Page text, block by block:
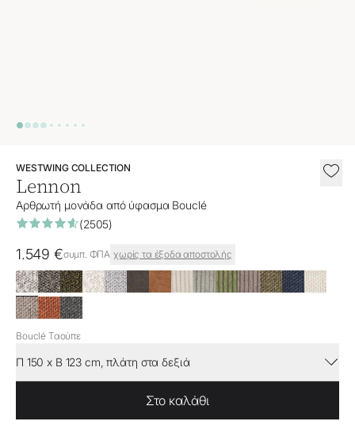
WESTWING COLLECTION
Lennon
Αρθρωτή μονάδα από ύφασμα Bouclé
(2505)
Τρέχουσα τιμή
1.549 €συμπ. ΦΠΑ χωρίς τα έξοδα αποστολής
Bouclé Ταούπε
Π 150 x Β 123 cm, πλάτη στα δεξιά
Στο καλάθι